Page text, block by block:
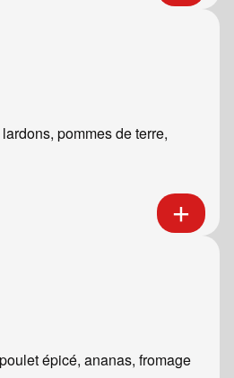
pommes de terre,
épicé, ananas, fromage